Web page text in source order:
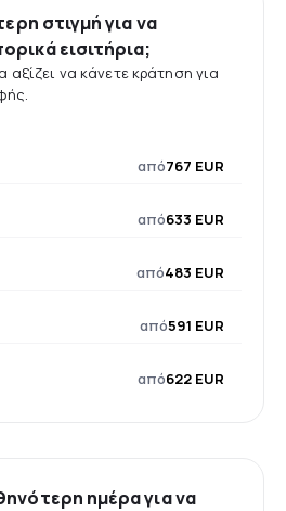
στιγμή για να
εισιτήρια;
να κάνετε κράτηση για
από767 EUR
από633 EUR
από483 EUR
από591 EUR
από622 EUR
ημέρα για να